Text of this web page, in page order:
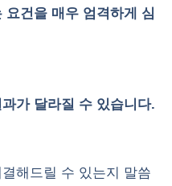
건을 매우 엄격하게 심
가 달라질 수 있습니다.
해드릴 수 있는지 말씀